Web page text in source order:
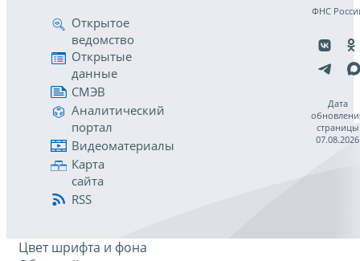
Открытое
ведомство
Открытые
данные
СМЭВ
Аналитический
портал
Видеоматериалы
Карта
сайта
RSS
ФНС
Дата
страницы
07.08.2026
Цвет шрифта и фона